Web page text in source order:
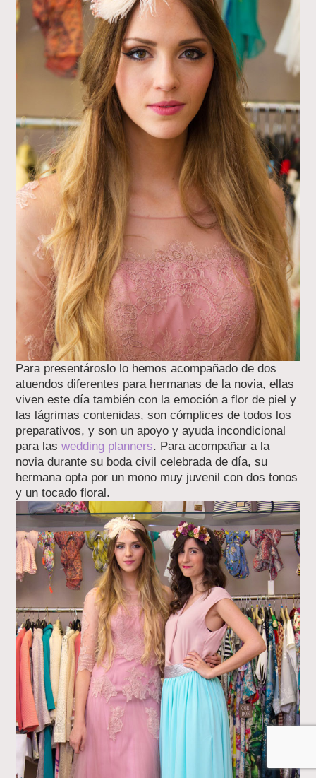
Para presentároslo lo hemos acompañado de dos
atuendos diferentes para hermanas de la novia, ellas
viven este día también con la emoción a flor de piel y
las lágrimas contenidas, son cómplices de todos los
preparativos, y son un apoyo y ayuda incondicional
para laswedding planners. Para acompañar a la
novia durante su boda civil celebrada de día, su
hermana opta por un mono muy juvenil con dos tonos
y un tocado floral.